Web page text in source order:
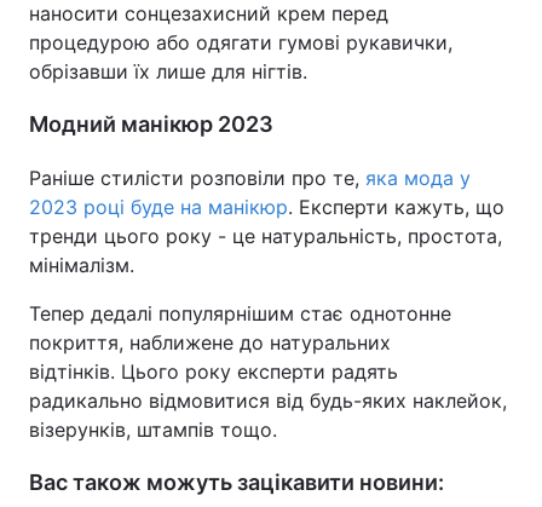
наносити сонцезахисний крем перед
процедурою або одягати гумові рукавички,
обрізавши їх лише для нігтів.
Модний манікюр 2023
Раніше стилісти розповіли про те, яка мода у
2023 році буде на манікюр. Експерти кажуть, що
тренди цього року - це натуральність, простота,
мінімалізм.
Тепер дедалі популярнішим стає однотонне
покриття, наближене до натуральних
відтінків. Цього року експерти радять
радикально відмовитися від будь-яких наклейок,
візерунків, штампів тощо.
Вас також можуть зацікавити новини: